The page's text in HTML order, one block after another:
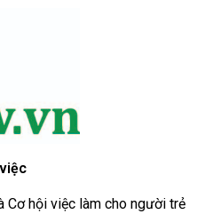
Cơ hội việc làm cho người trẻ